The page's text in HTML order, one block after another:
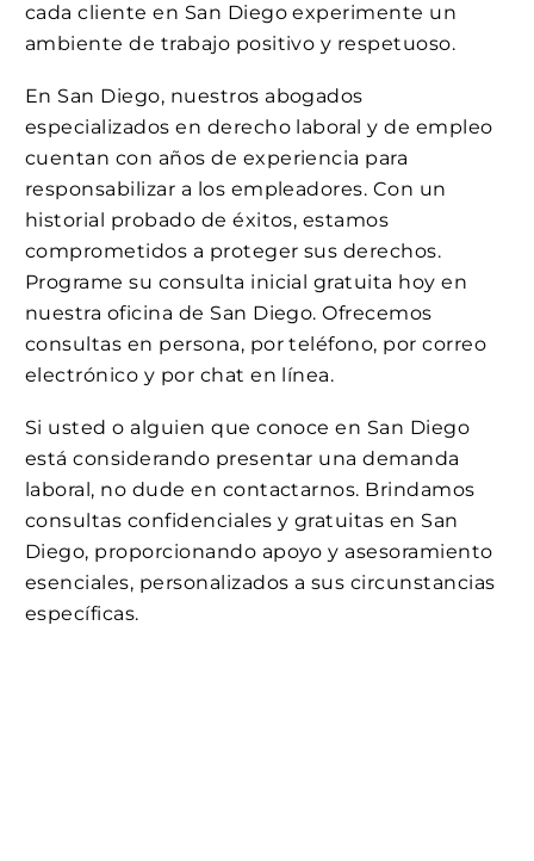
cada cliente en San Diego experimente un
ambiente de trabajo positivo y respetuoso.
En San Diego, nuestros abogados
especializados en derecho laboral y de empleo
cuentan con años de experiencia para
responsabilizar a los empleadores. Con un
historial probado de éxitos, estamos
comprometidos a proteger sus derechos.
Programe su consulta inicial gratuita hoy en
nuestra oficina de San Diego. Ofrecemos
consultas en persona, por teléfono, por correo
electrónico y por chat en línea.
Si usted o alguien que conoce en San Diego
está considerando presentar una demanda
laboral, no dude en contactarnos. Brindamos
consultas confidenciales y gratuitas en San
Diego, proporcionando apoyo y asesoramiento
esenciales, personalizados a sus circunstancias
específicas.